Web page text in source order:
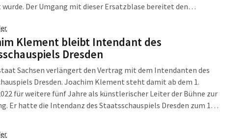
Der Umgang mit dieser Ersatzblase bereitet den
Klement bleibt Intendant des
Dresden
Sachsen verlängert den Vertrag mit dem Intendanten des
Dresden. Joachim Klement steht damit ab dem 1.
für weitere fünf Jahre als künstlerischer Leiter der Bühne zur
Er hatte die Intendanz des Staatsschauspiels Dresden zum 1.